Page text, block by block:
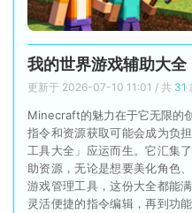
我的世界游戏辅助大全
更新于 2026-07-10 11:01 / 共 31
Minecraft的魅力在于它无限的
指令和资源获取可能会成为负
工具大全」应运而生。它汇集
助资源，无论是想要美化角色
游戏管理工具，这份大全都能
灵活便捷的指令编辑，再到功